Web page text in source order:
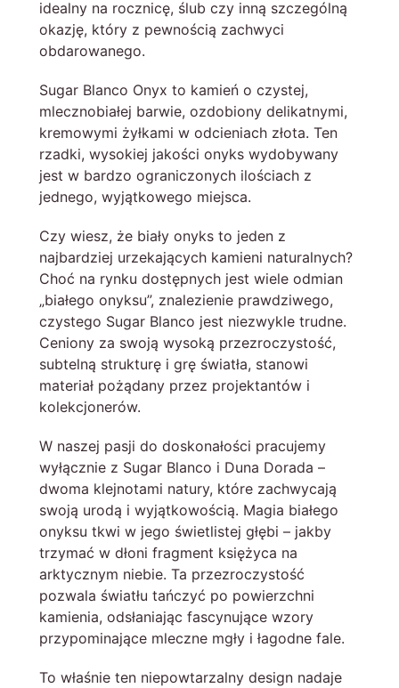
idealny na rocznicę, ślub czy inną szczególną
okazję, który z pewnością zachwyci
obdarowanego.
Sugar Blanco Onyx to kamień o czystej,
mlecznobiałej barwie, ozdobiony delikatnymi,
kremowymi żyłkami w odcieniach złota. Ten
rzadki, wysokiej jakości onyks wydobywany
jest w bardzo ograniczonych ilościach z
jednego, wyjątkowego miejsca.
Czy wiesz, że biały onyks to jeden z
najbardziej urzekających kamieni naturalnych?
Choć na rynku dostępnych jest wiele odmian
„białego onyksu”, znalezienie prawdziwego,
czystego Sugar Blanco jest niezwykle trudne.
Ceniony za swoją wysoką przezroczystość,
subtelną strukturę i grę światła, stanowi
materiał pożądany przez projektantów i
kolekcjonerów.
W naszej pasji do doskonałości pracujemy
wyłącznie z Sugar Blanco i Duna Dorada –
dwoma klejnotami natury, które zachwycają
swoją urodą i wyjątkowością. Magia białego
onyksu tkwi w jego świetlistej głębi – jakby
trzymać w dłoni fragment księżyca na
arktycznym niebie. Ta przezroczystość
pozwala światłu tańczyć po powierzchni
kamienia, odsłaniając fascynujące wzory
przypominające mleczne mgły i łagodne fale.
To właśnie ten niepowtarzalny design nadaje